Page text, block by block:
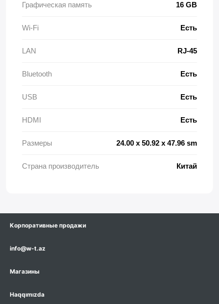
Графическая память 16 GB
Wi-Fi Есть
LAN RJ-45
Bluetooth Есть
USB Есть
HDMI Есть
Размеры 24.00 x 50.92 x 47.96 sm
Страна производитель Китай
Корпоративные продажи
info@w-t.az
Магазины
Haqqımızda